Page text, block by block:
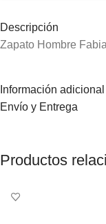
Descripción
Zapato Hombre
Información adicional
Envío y Entrega
Productos